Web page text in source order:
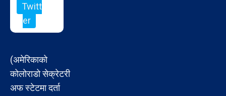
Twitt
er
(अमेरिकाको
कोलोराडो सेक्रेटरी
अफ स्टेटमा दर्ता